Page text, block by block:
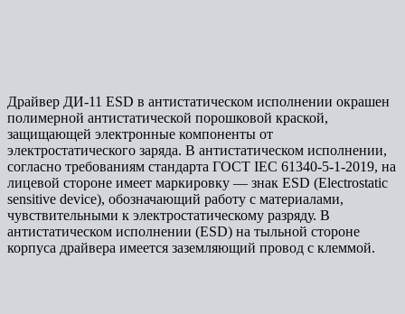
Драйвер ДИ-11 ESD в антистатическом исполнении окрашен
полимерной антистатической порошковой краской,
защищающей электронные компоненты от
электростатического заряда. В антистатическом исполнении,
согласно требованиям стандарта ГОСТ IEC 61340-5-1-2019, на
лицевой стороне имеет маркировку — знак ESD (Electrostatic
sensitive device), обозначающий работу с материалами,
чувствительными к электростатическому разряду. В
антистатическом исполнении (ESD) на тыльной стороне
корпуса драйвера имеется заземляющий провод с клеммой.